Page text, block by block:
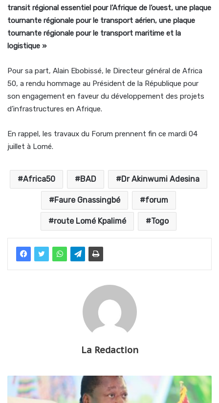
transit régional essentiel pour l’Afrique de l’ouest, une plaque
tournante régionale pour le transport aérien, une plaque
tournante régionale pour le transport maritime et la
logistique »
Pour sa part, Alain Ebobissé, le Directeur général de Africa
50, a rendu hommage au Président de la République pour
son engagement en faveur du développement des projets
d’infrastructures en Afrique.
En rappel, les travaux du Forum prennent fin ce mardi 04
juillet à Lomé.
Africa50 BAD Dr Akinwumi Adesina
Faure Gnassingbé forum
route Lomé Kpalimé Togo
La Redaction